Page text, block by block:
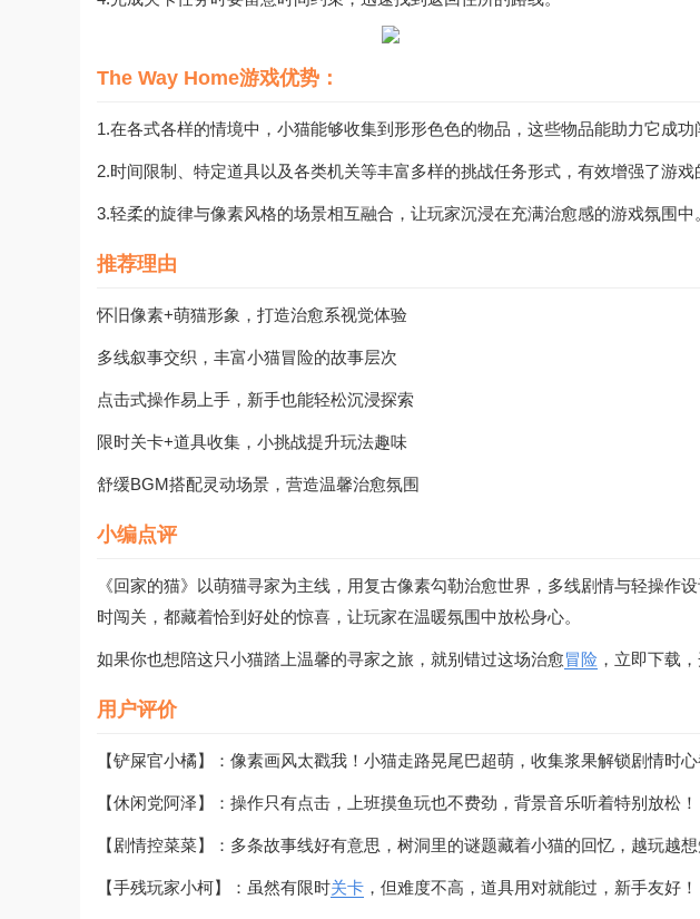
The Way Home游戏优势：
1.在各式各样的情境中，小猫能够收集到形形色色的物品，这些物品能助力它成功
2.时间限制、特定道具以及各类机关等丰富多样的挑战任务形式，有效增强了游戏
3.轻柔的旋律与像素风格的场景相互融合，让玩家沉浸在充满治愈感的游戏氛围中
推荐理由
怀旧像素+萌猫形象，打造治愈系视觉体验
多线叙事交织，丰富小猫冒险的故事层次
点击式操作易上手，新手也能轻松沉浸探索
限时关卡+道具收集，小挑战提升玩法趣味
舒缓BGM搭配灵动场景，营造温馨治愈氛围
小编点评
《回家的猫》以萌猫寻家为主线，用复古像素勾勒治愈世界，多线剧情与轻操作
时闯关，都藏着恰到好处的惊喜，让玩家在温暖氛围中放松身心。
如果你也想陪这只小猫踏上温馨的寻家之旅，就别错过这场治愈冒险 ，立即下载
用户评价
【铲屎官小橘】：像素画风太戳我！小猫走路晃尾巴超萌，收集浆果解锁剧情时
【休闲党阿泽】：操作只有点击，上班摸鱼玩也不费劲，背景音乐听着特别放松！
【剧情控菜菜】：多条故事线好有意思，树洞里的谜题藏着小猫的回忆，越玩越想
【手残玩家小柯】：虽然有限时关卡 ，但难度不高，道具用对就能过，新手友好！